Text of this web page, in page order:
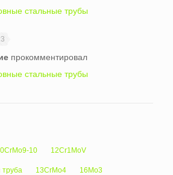
стальные трубы
прокомментировал
стальные трубы
10 12Cr1MoV
труба 13CrMo4 16Mo3